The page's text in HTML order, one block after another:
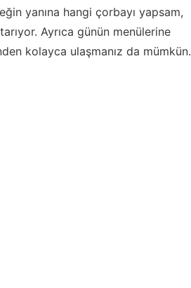
yanına hangi çorbayı yapsam,
Ayrıca günün menülerine
kolayca ulaşmanız da mümkün.